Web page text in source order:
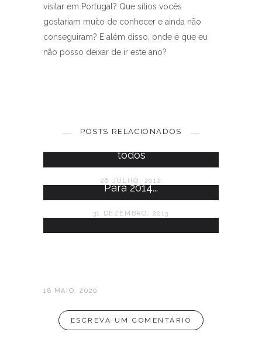
visitar em Portugal? Que sítios vocês
gostariam muito de conhecer e ainda não
conseguiram? E além disso, onde é que eu
não posso deixar de ir este ano?
POSTS RELACIONADOS
Um mercado de todos para
todos
26 JULHO, 2012
Para 2014...
31 DEZEMBRO, 2013
18 MAIO, 2020
ESCREVA UM COMENTÁRIO